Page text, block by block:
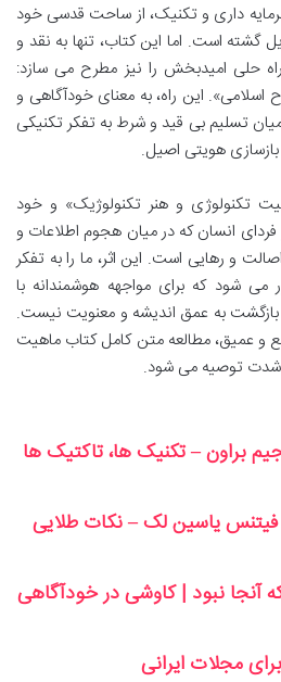
داری و تکنیک، از ساحت قدسی خود
گشته است. اما این کتاب، تنها به نقد و
حلی امیدبخش را نیز مطرح می سازد:
این راه، به معنای خودآگاهی و
تسلیم بی قید و شرط به تفکر تکنیکی
هویتی اصیل.
تکنولوژی و هنر تکنولوژیک» و خود
انسان که در میان هجوم اطلاعات و
و رهایی است. این اثر، ما را به تفکر
شود که برای مواجهه هوشمندانه با
به عمق اندیشه و معنویت نیست.
و عمیق، مطالعه متن کامل کتاب ماهیت
شدت توصیه می شود.
براون – تکنیک ها، تاکتیک ها
یاسین لک – نکات طلایی
آنجا نبود | کاوشی در خودآگاهی
مجلات ایرانی